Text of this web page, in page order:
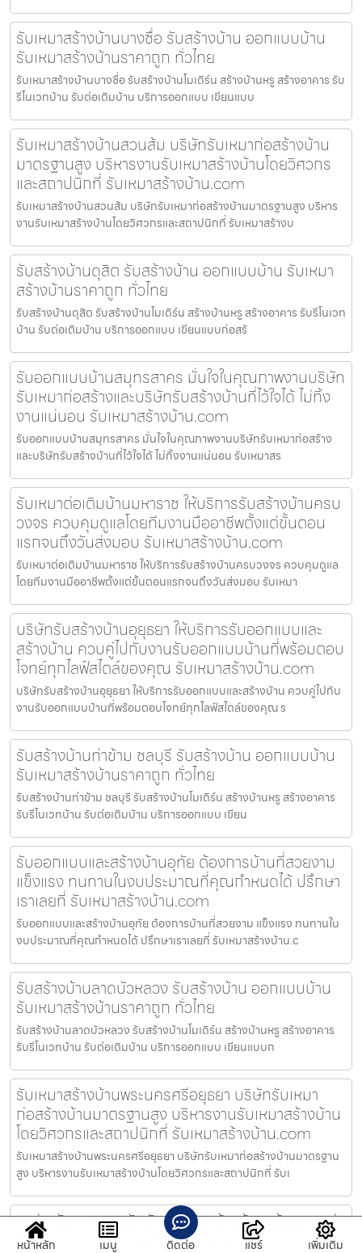
รับเหมาสร้างบ้านบางซื่อ รับสร้างบ้าน ออกแบบบ้าน
รับเหมาสร้างบ้านราคาถูก ทั่วไทย
รับเหมาสร้างบ้านบางซื่อ รับสร้างบ้านโมเดิร์น สร้างบ้านหรู สร้างอาคาร รับ
รีโนเวทบ้าน รับต่อเติมบ้าน บริการออกแบบ เขียนแบบ
รับเหมาสร้างบ้านสวนส้ม บริษัทรับเหมาก่อสร้างบ้าน
มาตรฐานสูง บริหารงานรับเหมาสร้างบ้านโดยวิศวกร
และสถาปนิกที่ รับเหมาสร้างบ้าน.com
รับเหมาสร้างบ้านสวนส้ม บริษัทรับเหมาก่อสร้างบ้านมาตรฐานสูง บริหาร
งานรับเหมาสร้างบ้านโดยวิศวกรและสถาปนิกที่ รับเหมาสร้างบ
รับสร้างบ้านดุสิต รับสร้างบ้าน ออกแบบบ้าน รับเหมา
สร้างบ้านราคาถูก ทั่วไทย
รับสร้างบ้านดุสิต รับสร้างบ้านโมเดิร์น สร้างบ้านหรู สร้างอาคาร รับรีโนเวท
บ้าน รับต่อเติมบ้าน บริการออกแบบ เขียนแบบก่อสร้
รับออกแบบบ้านสมุทรสาคร มั่นใจในคุณภาพงานบริษัท
รับเหมาก่อสร้างและบริษัทรับสร้างบ้านที่ไว้ใจได้ ไม่ทิ้ง
งานแน่นอน รับเหมาสร้างบ้าน.com
รับออกแบบบ้านสมุทรสาคร มั่นใจในคุณภาพงานบริษัทรับเหมาก่อสร้าง
และบริษัทรับสร้างบ้านที่ไว้ใจได้ ไม่ทิ้งงานแน่นอน รับเหมาสร
รับเหมาต่อเติมบ้านมหาราช ให้บริการรับสร้างบ้านครบ
วงจร ควบคุมดูแลโดยทีมงานมืออาชีพตั้งแต่ขั้นตอน
แรกจนถึงวันส่งมอบ รับเหมาสร้างบ้าน.com
รับเหมาต่อเติมบ้านมหาราช ให้บริการรับสร้างบ้านครบวงจร ควบคุมดูแล
โดยทีมงานมืออาชีพตั้งแต่ขั้นตอนแรกจนถึงวันส่งมอบ รับเหมา
บริษัทรับสร้างบ้านอุยุธยา ให้บริการรับออกแบบและ
สร้างบ้าน ควบคู่ไปกับงานรับออกแบบบ้านที่พร้อมตอบ
โจทย์ทุกไลฟ์สไตล์ของคุณ รับเหมาสร้างบ้าน.com
บริษัทรับสร้างบ้านอุยุธยา ให้บริการรับออกแบบและสร้างบ้าน ควบคู่ไปกับ
งานรับออกแบบบ้านที่พร้อมตอบโจทย์ทุกไลฟ์สไตล์ของคุณ ร
รับสร้างบ้านท่าข้าม ชลบุรี รับสร้างบ้าน ออกแบบบ้าน
รับเหมาสร้างบ้านราคาถูก ทั่วไทย
รับสร้างบ้านท่าข้าม ชลบุรี รับสร้างบ้านโมเดิร์น สร้างบ้านหรู สร้างอาคาร
รับรีโนเวทบ้าน รับต่อเติมบ้าน บริการออกแบบ เขียน
รับออกแบบและสร้างบ้านอุทัย ต้องการบ้านที่สวยงาม
แข็งแรง ทนทานในงบประมาณที่คุณกำหนดได้ ปรึกษา
เราเลยที่ รับเหมาสร้างบ้าน.com
รับออกแบบและสร้างบ้านอุทัย ต้องการบ้านที่สวยงาม แข็งแรง ทนทานใน
งบประมาณที่คุณกำหนดได้ ปรึกษาเราเลยที่ รับเหมาสร้างบ้าน.c
รับสร้างบ้านลาดบัวหลวง รับสร้างบ้าน ออกแบบบ้าน
รับเหมาสร้างบ้านราคาถูก ทั่วไทย
รับสร้างบ้านลาดบัวหลวง รับสร้างบ้านโมเดิร์น สร้างบ้านหรู สร้างอาคาร
รับรีโนเวทบ้าน รับต่อเติมบ้าน บริการออกแบบ เขียนแบบก
รับเหมาสร้างบ้านพระนครศรีอยุธยา บริษัทรับเหมา
ก่อสร้างบ้านมาตรฐานสูง บริหารงานรับเหมาสร้างบ้าน
โดยวิศวกรและสถาปนิกที่ รับเหมาสร้างบ้าน.com
รับเหมาสร้างบ้านพระนครศรีอยุธยา บริษัทรับเหมาก่อสร้างบ้านมาตรฐาน
สูง บริหารงานรับเหมาสร้างบ้านโดยวิศวกรและสถาปนิกที่ รับเ
หาช่างรับเหมาบางรักพัฒนา รับสร้างบ้านพร้อมตกแต่ง
ภายใน และรับปรึกษาก่อนสร้างบ้าน โดยไม่ต้องเสียเวลา
หน้าหลัก เมนู ติดต่อ แชร์ เพิ่มเติม